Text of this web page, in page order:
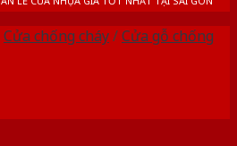
Cửa chống cháy/Cửa gỗ chống